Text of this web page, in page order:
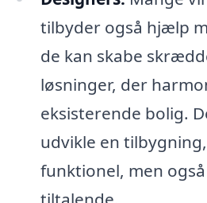
tilbyder også hjælp
de kan skabe
løsninger, der
eksisterende bolig.
udvikle en
funktionel, men